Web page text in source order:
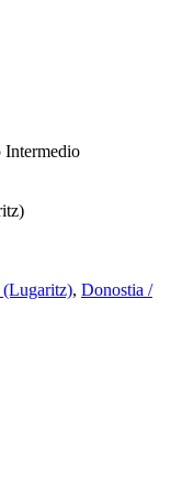
Intermedio
(Lugaritz), Donostia /